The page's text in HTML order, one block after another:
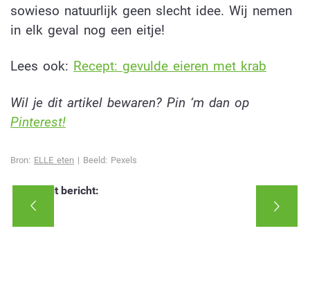
sowieso natuurlijk geen slecht idee. Wij nemen
in elk geval nog een eitje!
Lees ook: Recept: gevulde eieren met krab
Wil je dit artikel bewaren? Pin ‘m dan op
Pinterest!
Bron: ELLE eten | Beeld: Pexels
Deel dit bericht: